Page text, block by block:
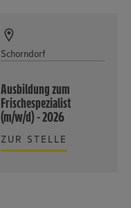
Schorndorf
Ausbildung zum
Frischespezialist
(m/w/d) - 2026
ZUR STELLE